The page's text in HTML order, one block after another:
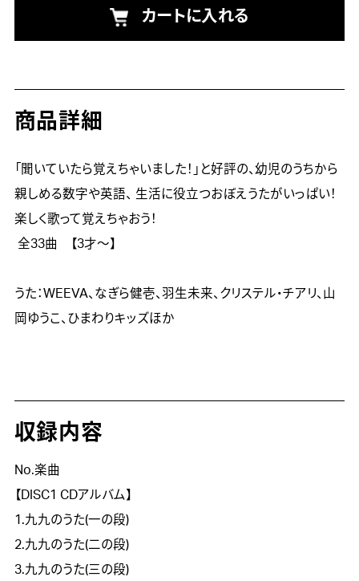
カートに入れる
商品詳細
「聞いていたら覚えちゃいました！」と好評の、幼児のうちから
親しめる数字や英語、 生活に役立つおぼえうたがいっぱい！
楽しく歌って覚えちゃおう！
うた：WEEVA、なぎら健壱、羽生未来、クリステル・チアリ、山
岡ゆうこ、ひまわりキッズほか
収録内容
No.楽曲
【DISC1 CDアルバム】
1.九九のうた(一の段)
2.九九のうた(二の段)
3.九九のうた(三の段)